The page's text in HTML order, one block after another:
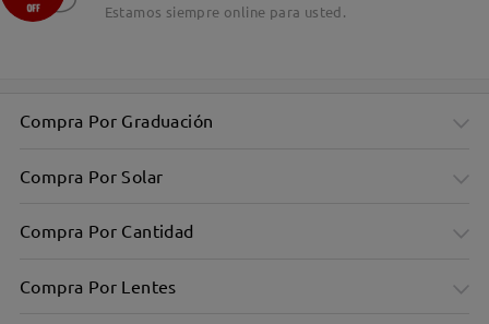
Estamos siempre online para usted.
Compra Por Graduación
Compra Por Solar
Compra Por Cantidad
Compra Por Lentes